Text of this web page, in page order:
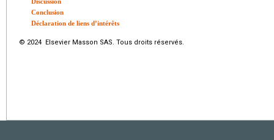
Conclusion
Déclaration de liens d’intérêts
© 2024 Elsevier Masson SAS. Tous droits réservés.